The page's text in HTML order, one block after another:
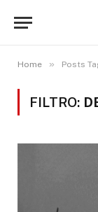
Home » Posts
FILTRO: